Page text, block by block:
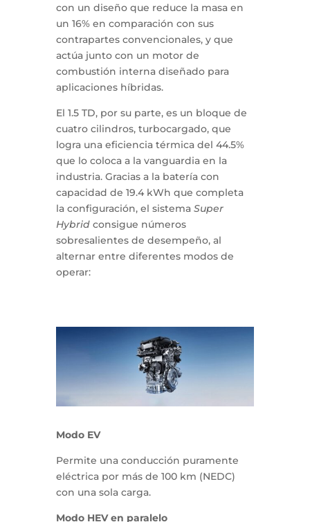
con un diseño que reduce la masa en
un 16% en comparación con sus
contrapartes convencionales, y que
actúa junto con un motor de
combustión interna diseñado para
aplicaciones híbridas.
El 1.5 TD, por su parte, es un bloque de
cuatro cilindros, turbocargado, que
logra una eficiencia térmica del 44.5%
que lo coloca a la vanguardia en la
industria. Gracias a la batería con
capacidad de 19.4 kWh que completa
la configuración, el sistema Super
Hybridconsigue números
sobresalientes de desempeño, al
alternar entre diferentes modos de
operar:
Modo EV
Permite una conducción puramente
eléctrica por más de 100 km (NEDC)
con una sola carga.
Modo HEV en paralelo